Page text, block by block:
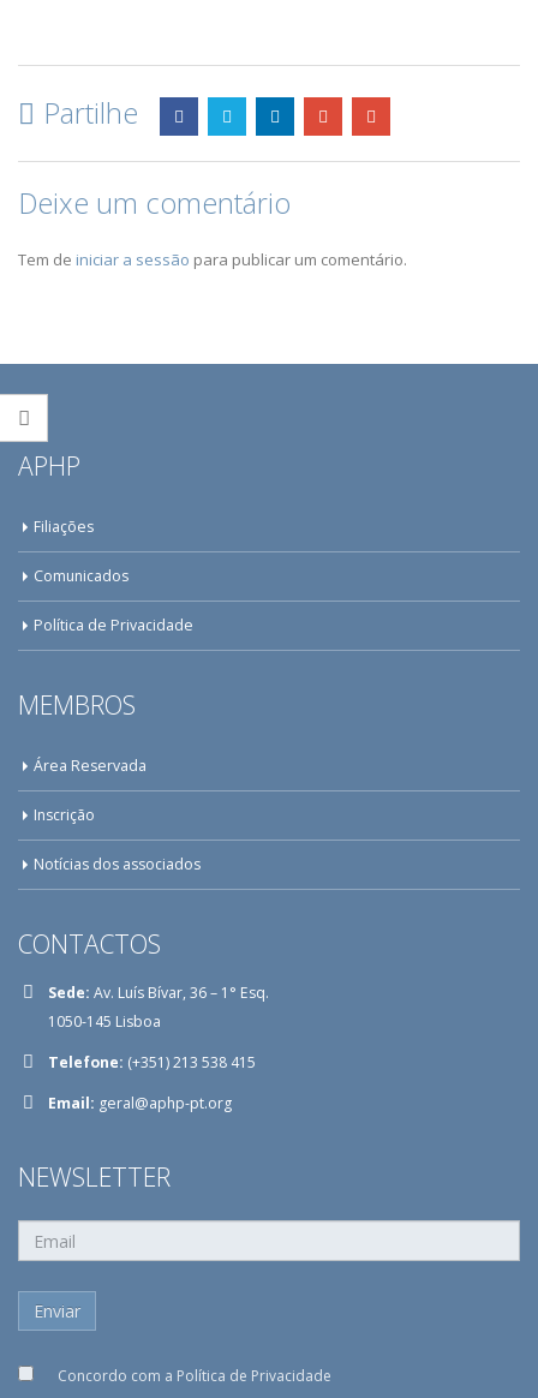
Partilhe
Deixe um comentário
Tem de iniciar a sessão para publicar um comentário.
APHP
Filiações
Comunicados
Política de Privacidade
MEMBROS
Área Reservada
Inscrição
Notícias dos associados
CONTACTOS
Sede: Av. Luís Bívar, 36 – 1° Esq.
1050-145 Lisboa
Telefone: (+351) 213 538 415
Email: geral@aphp-pt.org
NEWSLETTER
Concordo com a Política de Privacidade